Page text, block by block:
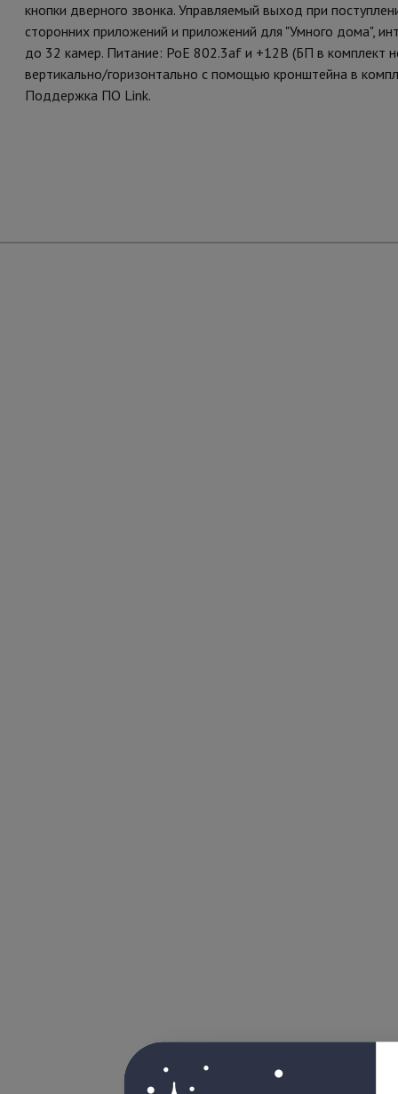
кнопки дверного звонка. Управляемый выход при
сторонних приложений и приложений для "Умного дома",
до 32 камер. Питание: PoE 802.3af и +12В (БП в комплект
вертикально/горизонтально с помощью кронштейна в
Поддержка ПО Link.